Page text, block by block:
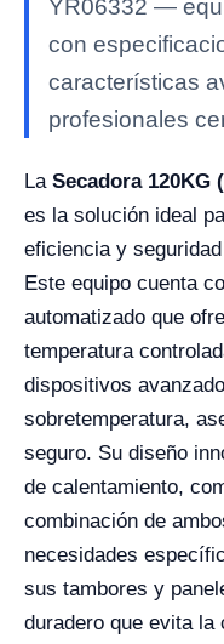
YR06332 —
con
características
profesionales
La Secadora 120KG
es la solución ideal
eficiencia y
Este equipo cuenta
automatizado que
temperatura
dispositivos
sobretemperatura,
seguro. Su diseño
de calentamiento,
combinación de
necesidades
sus tambores y
duradero que evita